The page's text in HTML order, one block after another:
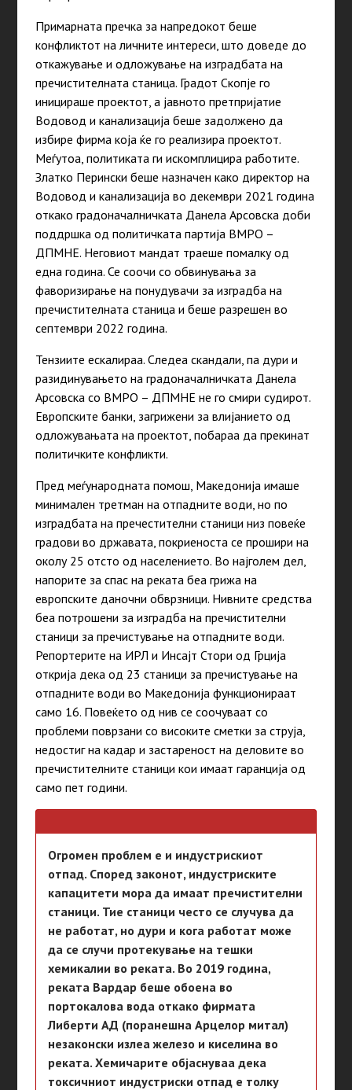
Примарната пречка за напредокот беше
конфликтот на личните интереси, што доведе до
откажување и одложување на изградбата на
пречистителната станица. Градот Скопје го
иницираше проектот, а јавното претпријатие
Водовод и канализација беше задолжено да
избире фирма која ќе го реализира проектот.
Меѓутоа, политиката ги искомплицира работите.
Златко Перински беше назначен како директор на
Водовод и канализација во декември 2021 година
откако градоначалничката Данела Арсовска доби
поддршка од политичката партија ВМРО –
ДПМНЕ. Неговиот мандат траеше помалку од
една година. Се соочи со обвинувања за
фаворизирање на понудувачи за изградба на
пречистителната станица и беше разрешен во
септември 2022 година.
Тензиите ескалираа. Следеа скандали, па дури и
разидинувањето на градоначалничката Данела
Арсовска со ВМРО – ДПМНЕ не го смири судирот.
Европските банки, загрижени за влијанието од
одложувањата на проектот, побараа да прекинат
политичките конфликти.
Пред меѓународната помош, Македонија имаше
минимален третман на отпадните води, но по
изградбата на пречестителни станици низ повеќе
градови во државата, покриеноста се прошири на
околу 25 отсто од населението. Во најголем дел,
напорите за спас на реката беа грижа на
европските даночни обврзници. Нивните средства
беа потрошени за изградба на пречистителни
станици за пречистување на отпадните води.
Репортерите на ИРЛ и Инсајт Стори од Грција
открија дека од 23 станици за пречистување на
отпадните води во Македонија функционираат
само 16. Повеќето од нив се соочуваат со
проблеми поврзани со високите сметки за струја,
недостиг на кадар и застареност на деловите во
пречистителните станици кои имаат гаранција од
само пет години.
Огромен проблем е и индустрискиот
отпад. Според законот, индустриските
капацитети мора да имаат пречистителни
станици. Тие станици често се случува да
не работат, но дури и кога работат може
да се случи протекување на тешки
хемикалии во реката. Во 2019 година,
реката Вардар беше обоена во
портокалова вода откако фирмата
Либерти АД (поранешна Арцелор митал)
незаконски излеа железо и киселина во
реката. Хемичарите објаснуваа дека
токсичниот индустриски отпад е толку